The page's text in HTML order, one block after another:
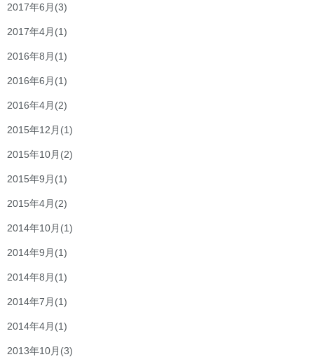
2017年6月 (3)
2017年4月 (1)
2016年8月 (1)
2016年6月 (1)
2016年4月 (2)
2015年12月 (1)
2015年10月 (2)
2015年9月 (1)
2015年4月 (2)
2014年10月 (1)
2014年9月 (1)
2014年8月 (1)
2014年7月 (1)
2014年4月 (1)
2013年10月 (3)